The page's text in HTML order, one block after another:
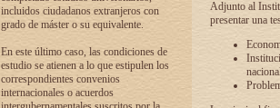
incluidos ciudadanos extranjeros con
grado de máster o su equivalente.
En este último caso, las condiciones de
estudio se atienen a lo que estipulen los
correspondientes convenios
internacionales o acuerdos
Adjunto al
presentar una